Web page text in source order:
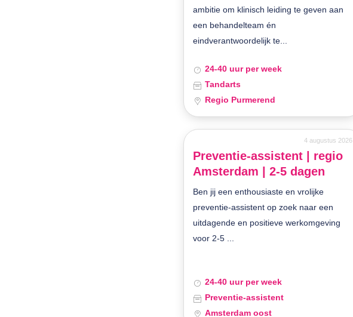
ambitie om klinisch leiding te geven aan
een behandelteam én
eindverantwoordelijk te...
24-40 uur per week
Tandarts
Regio Purmerend
4 augustus 2026
Preventie-assistent | regio
Amsterdam | 2-5 dagen
Ben jij een enthousiaste en vrolijke
preventie-assistent op zoek naar een
uitdagende en positieve werkomgeving
voor 2-5 ...
24-40 uur per week
Preventie-assistent
Amsterdam oost